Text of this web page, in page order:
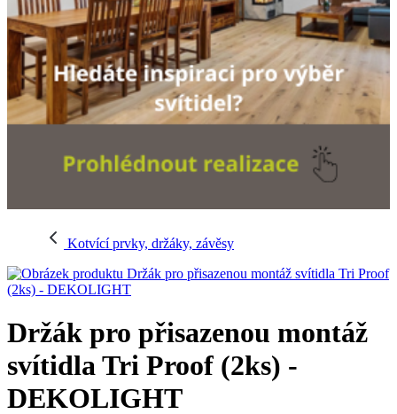
Kotvící prvky, držáky, závěsy
Držák pro přisazenou montáž
svítidla Tri Proof (2ks) -
DEKOLIGHT